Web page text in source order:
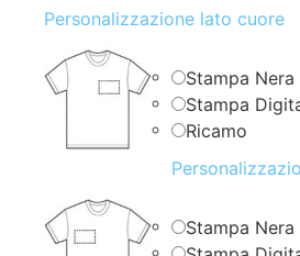
Personalizzazione lato cuore
Stampa Nera
Stampa
Ricamo
Stampa Nera